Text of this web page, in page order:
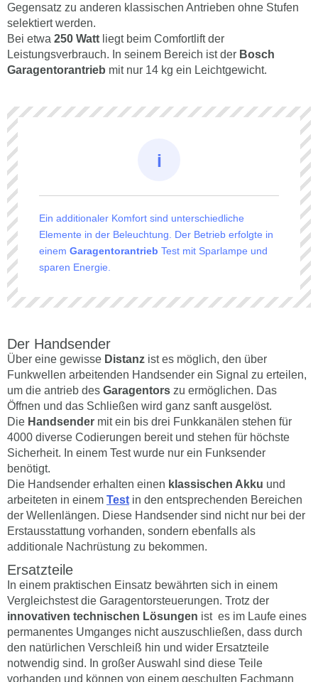
Gegensatz zu anderen klassischen Antrieben ohne Stufen
selektiert werden.
Bei etwa 250 Watt liegt beim Comfortlift der
Leistungsverbrauch. In seinem Bereich ist der Bosch
Garagentorantrieb mit nur 14 kg ein Leichtgewicht.
Ein additionaler Komfort sind unterschiedliche
Elemente in der Beleuchtung. Der Betrieb erfolgte in
einem Garagentorantrieb Test mit Sparlampe und
sparen Energie.
Der Handsender
Über eine gewisse Distanz ist es möglich, den über
Funkwellen arbeitenden Handsender ein Signal zu erteilen,
um die antrieb des Garagentors zu ermöglichen. Das
Öffnen und das Schließen wird ganz sanft ausgelöst.
Die Handsender mit ein bis drei Funkkanälen stehen für
4000 diverse Codierungen bereit und stehen für höchste
Sicherheit. In einem Test wurde nur ein Funksender
benötigt.
Die Handsender erhalten einen klassischen Akku und
arbeiteten in einem Test in den entsprechenden Bereichen
der Wellenlängen. Diese Handsender sind nicht nur bei der
Erstausstattung vorhanden, sondern ebenfalls als
additionale Nachrüstung zu bekommen.
Ersatzteile
In einem praktischen Einsatz bewährten sich in einem
Vergleichstest die Garagentorsteuerungen. Trotz der
innovativen technischen Lösungen ist es im Laufe eines
permanentes Umganges nicht auszuschließen, dass durch
den natürlichen Verschleiß hin und wider Ersatzteile
notwendig sind. In großer Auswahl sind diese Teile
vorhanden und können von einem geschulten Fachmann